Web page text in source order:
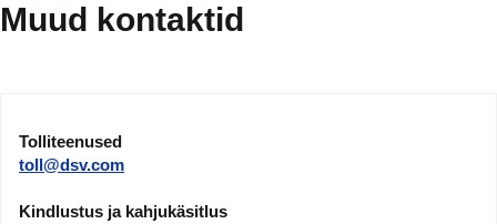
Muud kontaktid
Tolliteenused
toll@dsv.com
Kindlustus ja kahjukäsitlus